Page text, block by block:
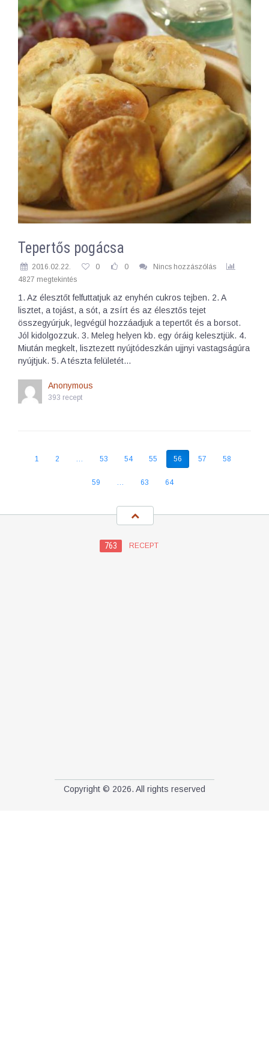
Tepertős pogácsa
2016.02.22. 0 0
Nincs hozzászólás
4827 megtekintés
1. Az élesztőt felfuttatjuk az enyhén cukros tejben. 2. A
lisztet, a tojást, a sót, a zsírt és az élesztős tejet
összegyúrjuk, legvégül hozzáadjuk a tepertőt és a borsot.
Jól kidolgozzuk. 3. Meleg helyen kb. egy óráig kelesztjük. 4.
Miután megkelt, lisztezett nyújtódeszkán ujjnyi vastagságúra
nyújtjuk. 5. A tészta felületét…
Anonymous
393 recept
1 2 … 53 54 55 56 57 58
59 … 63 64
763 RECEPT
Copyright © 2026. All rights reserved